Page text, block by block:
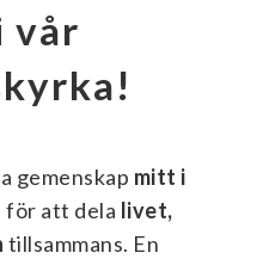
vår
gemenskap mitt i
för att dela livet,
tillsammans. En